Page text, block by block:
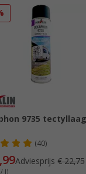
9735 tectyllaag
(40)
Adviesprijs€ 22,75
/ l)